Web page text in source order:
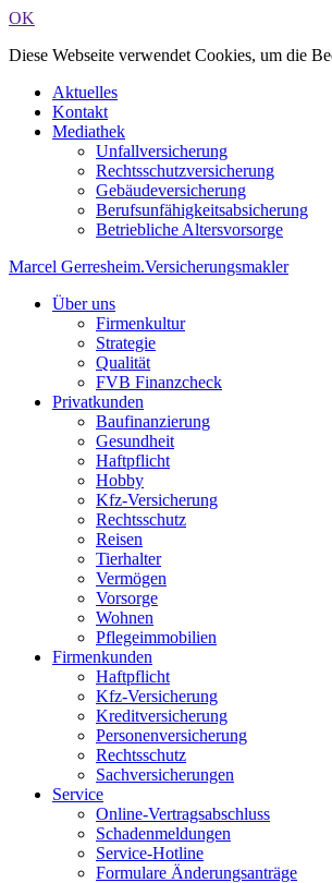
OK
Diese Webseite verwendet Cookies, um die
Aktuelles
Kontakt
Mediathek
Unfallversicherung
Rechtsschutzversicherung
Gebäudeversicherung
Berufsunfähigkeitsabsicherung
Betriebliche Altersvorsorge
Marcel Gerresheim.Versicherungsmakler
Über uns
Firmenkultur
Strategie
Qualität
FVB Finanzcheck
Privatkunden
Baufinanzierung
Gesundheit
Haftpflicht
Hobby
Kfz-Versicherung
Rechtsschutz
Reisen
Tierhalter
Vermögen
Vorsorge
Wohnen
Pflegeimmobilien
Firmenkunden
Haftpflicht
Kfz-Versicherung
Kreditversicherung
Personenversicherung
Rechtsschutz
Sachversicherungen
Service
Online-Vertragsabschluss
Schadenmeldungen
Service-Hotline
Formulare Änderungsanträge